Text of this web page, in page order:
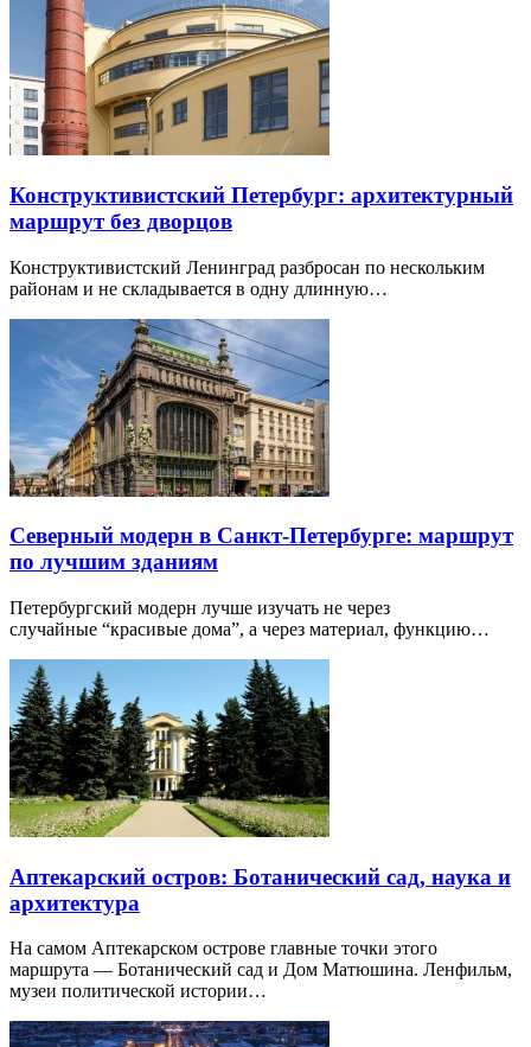
Конструктивистский Петербург: архитектурный
маршрут без дворцов
Конструктивистский Ленинград разбросан по нескольким
районам и не складывается в одну длинную…
Северный модерн в Санкт-Петербурге: маршрут
по лучшим зданиям
Петербургский модерн лучше изучать не через
случайные “красивые дома”, а через материал, функцию…
Аптекарский остров: Ботанический сад, наука и
архитектура
На самом Аптекарском острове главные точки этого
маршрута — Ботанический сад и Дом Матюшина. Ленфильм,
музеи политической истории…